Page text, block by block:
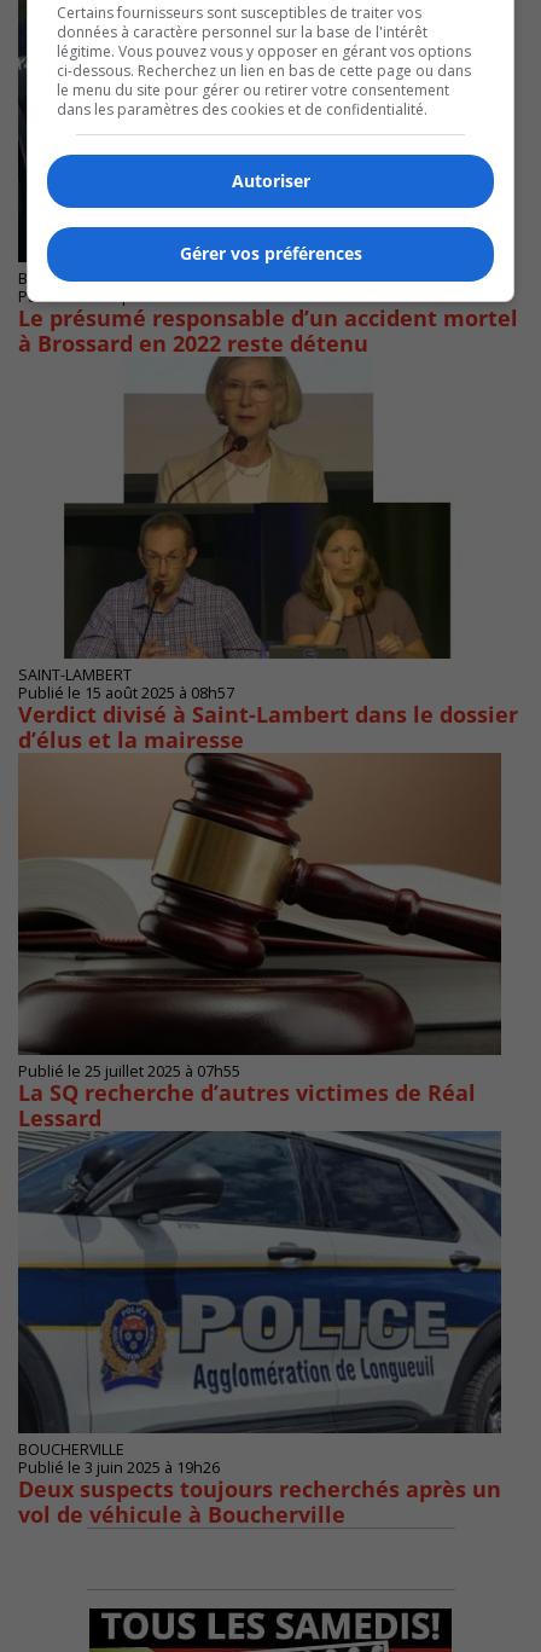
BROSSARD
Publié le 12 septembre 2025 à 05h13
Le présumé responsable d’un accident mortel
à Brossard en 2022 reste détenu
SAINT-LAMBERT
Publié le 15 août 2025 à 08h57
Verdict divisé à Saint-Lambert dans le dossier
d’élus et la mairesse
Publié le 25 juillet 2025 à 07h55
La SQ recherche d’autres victimes de Réal
Lessard
BOUCHERVILLE
Publié le 3 juin 2025 à 19h26
Deux suspects toujours recherchés après un
vol de véhicule à Boucherville
Certains fournisseurs sont susceptibles de traiter vos
données à caractère personnel sur la base de l'intérêt
légitime. Vous pouvez vous y opposer en gérant vos options
ci-dessous. Recherchez un lien en bas de cette page ou dans
le menu du site pour gérer ou retirer votre consentement
dans les paramètres des cookies et de confidentialité.
Autoriser
Gérer vos préférences